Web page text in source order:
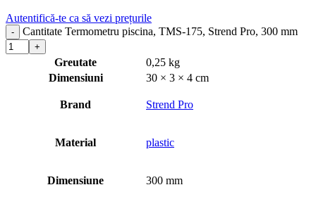
Autentifică-te ca să vezi prețurile
Cantitate Termometru piscina, TMS-175, Strend Pro, 300 mm
Greutate
0,25 kg
Dimensiuni
30 × 3 × 4 cm
Brand Strend Pro
Material plastic
Dimensiune 300 mm